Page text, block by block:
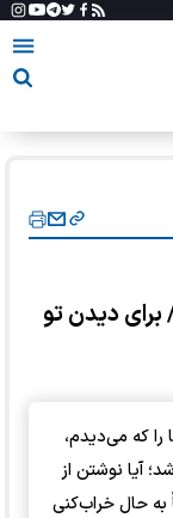
دیدن تو
را که می‌دیدم،
آیا نوشتن از
حال خراب‌کنی